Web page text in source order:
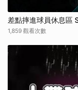
差點摔進球員休息
1,859 觀看次數